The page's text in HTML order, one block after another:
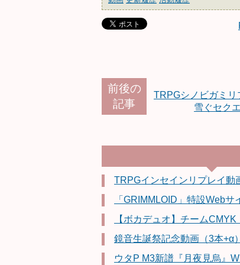
前後の
記事
TRPGシノビガミ
雪ぐセク
TRPGインセインリプレイ動
「GRIMMLOID」特設Webサ
【ボカデュオ】チーム
鏡音生誕祭記念動画（3本+α
ウタP M3新譜『月夜見烏』